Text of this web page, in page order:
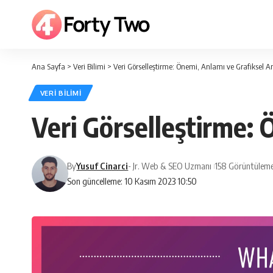
Ana Sayfa > Veri Bilimi > Veri Görselleştirme: Önemi, Anlamı ve Grafiksel
VERI BILIMI
Veri Görselleştirme:
Son güncelleme: 10 Kasım 2023 10:50
ByYusuf Cinarci- Jr. Web & SEO Uzmanı 158